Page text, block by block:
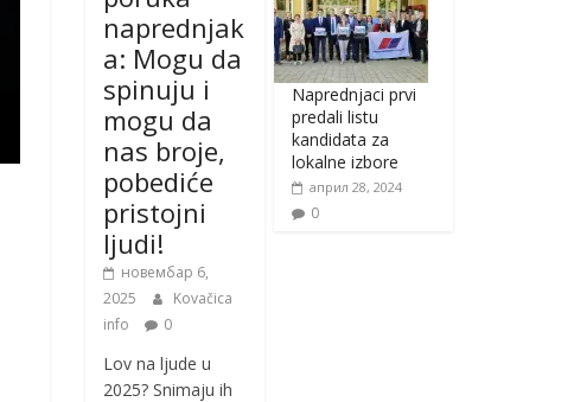
naprednjak
a: Mogu da
spinuju i
mogu da
nas broje,
pobediće
pristojni
ljudi!
новембар 6,
2025
Kovačica
info
0
Lov na ljude u
2025? Snimaju ih
Naprednjaci prvi
predali listu
kandidata za
lokalne izbore
април 28, 2024
0